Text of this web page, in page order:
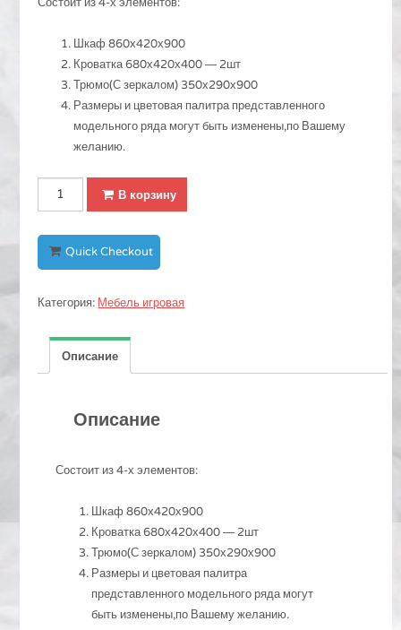
Шкаф 860х420х900
Кроватка 680х420х400 ― 2шт
Трюмо(С зеркалом) 350х290х900
Размеры и цветовая палитра представленного
модельного ряда могут быть изменены,по Вашему
желанию.
Количество
СПАЛЬНЯ
№1
В корзину
Quick Checkout
Категория: Мебель игровая
Описание
Описание
Состоит из 4-х элементов:
Шкаф 860х420х900
Кроватка 680х420х400 ― 2шт
Трюмо(С зеркалом) 350х290х900
Размеры и цветовая палитра
представленного модельного ряда могут
быть изменены,по Вашему желанию.